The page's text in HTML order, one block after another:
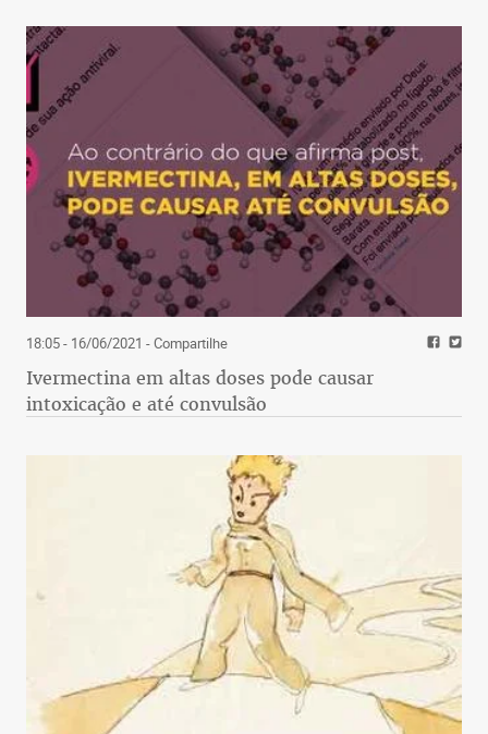
18:05 - 16/06/2021 - Compartilhe
Ivermectina em altas doses pode causar
intoxicação e até convulsão